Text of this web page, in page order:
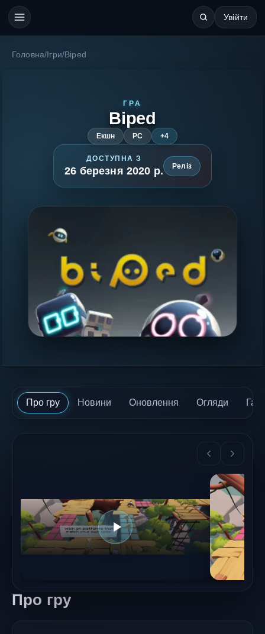
Увійти
Головна/ Ігри/Biped
ГРА
Biped
Екшн PC +4
ДОСТУПНА З
26 березня 2020 р. Реліз
Про гру Новини Оновлення Огляди
Про гру